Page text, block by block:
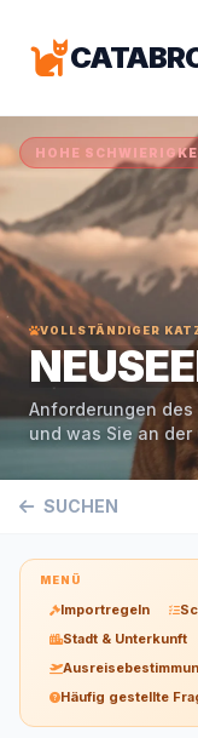
HOHE
VOLLSTÄNDIGER
Anforderungen
und was Sie an
SUCHEN
MENÜ
Importregeln
Stadt & Unterkunft
Häufig gestellte